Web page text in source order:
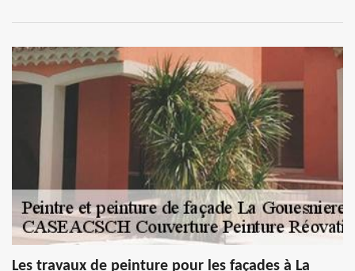
Les travaux de peinture pour les façades à La